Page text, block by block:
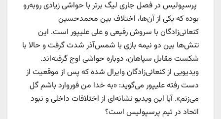
پرسپولیس در فصل جاری لیگ برتر با حواشی زیادی روبه‌رو
بوده که یکی از آن‌ها، اختلاف بین محمدحسین
کنعانی‌زادگان با سروش رفیعی و علی علیپور است. این
تنش‌ها بین دو نیمه بازی با شمس‌آذر شدت گرفت و حالا با
شکست مقابل سپاهان، دوباره حواشی اوج گرفته‌اند.
ویدیویی از کنعانی‌زادگان وایرال شده که پس از موقعیت از
دست رفته علیپور می‌گوید: «به خدا من فوروارد باشم گل
می‌زنم». آیا این ویدیو نشانه‌ای از اختلافات داخلی و نبود
اتحاد در تیم پرسپولیس است؟